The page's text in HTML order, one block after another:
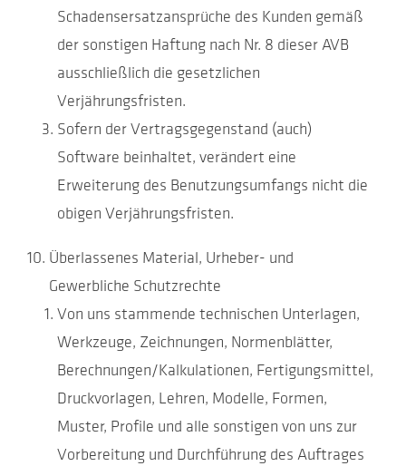
Schadensersatzansprüche des Kunden gemäß
der sonstigen Haftung nach Nr. 8 dieser AVB
ausschließlich die gesetzlichen
Verjährungsfristen.
Sofern der Vertragsgegenstand (auch)
Software beinhaltet, verändert eine
Erweiterung des Benutzungsumfangs nicht die
obigen Verjährungsfristen.
Überlassenes Material, Urheber- und
Gewerbliche Schutzrechte
Von uns stammende technischen Unterlagen,
Werkzeuge, Zeichnungen, Normenblätter,
Berechnungen/Kalkulationen, Fertigungsmittel,
Druckvorlagen, Lehren, Modelle, Formen,
Muster, Profile und alle sonstigen von uns zur
Vorbereitung und Durchführung des Auftrages